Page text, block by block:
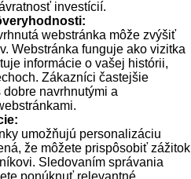
investícií.
webstránka môže zvýšiť
Webstránka funguje ako vizitka
informácie o vašej histórii,
Zákazníci častejšie
navrhnutými a
umožňujú personalizáciu
že môžete prispôsobiť zážitok
Sledovaním správania